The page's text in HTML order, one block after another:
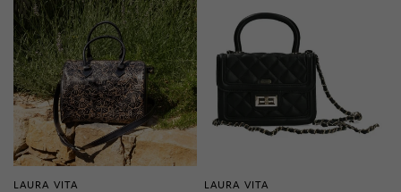
APERÇU RAPIDE
LAURA VITA APERÇU RAPIDE
LAURA VITA